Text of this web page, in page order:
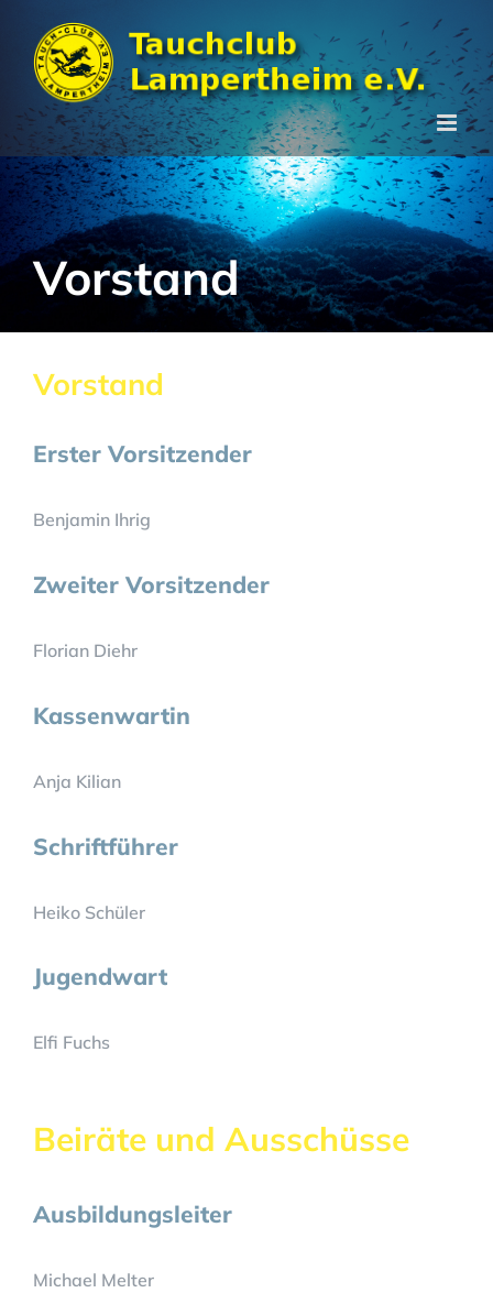
Inhalt
springen
Vorstand
Vorstand
Erster Vorsitzender
Benjamin Ihrig
Zweiter Vorsitzender
Florian Diehr
Kassenwartin
Anja Kilian
Schriftführer
Heiko Schüler
Jugendwart
Elfi Fuchs
Beiräte und Ausschüsse
Ausbildungsleiter
Michael Melter